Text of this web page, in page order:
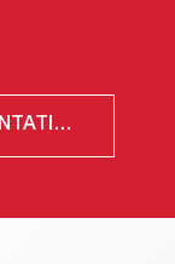
ACCÉDER À NOTRE DOCUMENTATION